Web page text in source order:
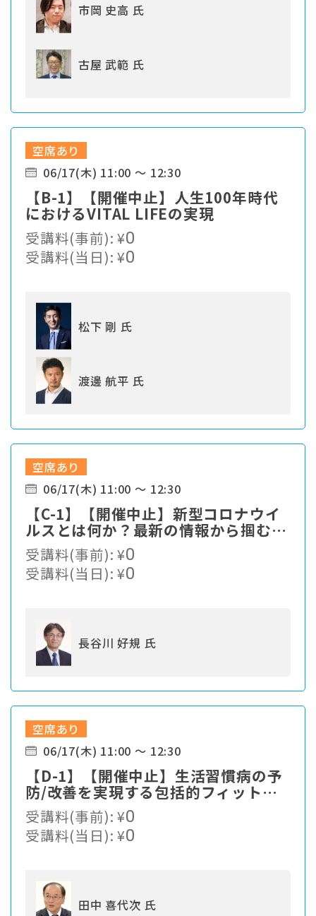
市岡 史高 氏
古屋 武範 氏
空席あり
06/17(木) 11:00 ～ 12:30
【B-1】【開催中止】人生100年時代
におけるVITAL LIFEの実現
受講料(事前):¥0
受講料(当日):¥0
松下 剛 氏
渡邊 航平 氏
空席あり
06/17(木) 11:00 ～ 12:30
【C-1】【開催中止】新型コロナウイ
ルスとは何か？最新の情報から掴む対
策最前線
受講料(事前):¥0
受講料(当日):¥0
長谷川 好規 氏
空席あり
06/17(木) 11:00 ～ 12:30
【D-1】【開催中止】生活習慣病の予
防/改善を実現する包括的フィットネ
スプログラム
受講料(事前):¥0
受講料(当日):¥0
田中 喜代次 氏